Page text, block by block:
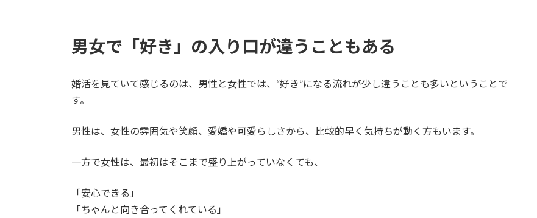
男女で「好き」の入り口が違うこともある
婚活を見ていて感じるのは、男性と女性では、“好き”になる流れが少し違うことも多いということで
す。
男性は、女性の雰囲気や笑顔、愛嬌や可愛らしさから、比較的早く気持ちが動く方もいます。
一方で女性は、最初はそこまで盛り上がっていなくても、
「安心できる」
「ちゃんと向き合ってくれている」